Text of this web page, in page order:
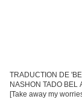
TRADUCTION DE
NASHON TADO BEL
[Take away my